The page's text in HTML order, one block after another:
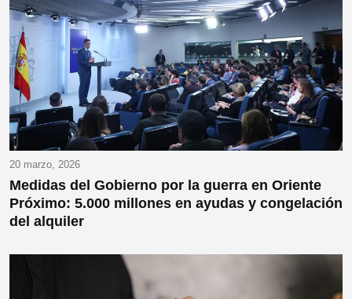
20 marzo, 2026
Medidas del Gobierno por la guerra en Oriente
Próximo: 5.000 millones en ayudas y congelación
del alquiler